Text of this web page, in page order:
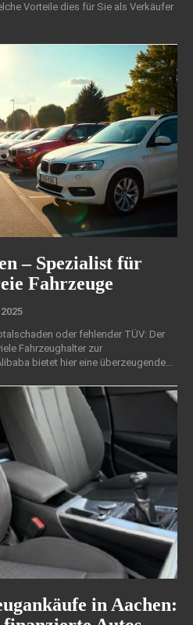
Vorteile dies für Sie als Verkäufer
– Spezialist für
Fahrzeuge
oder fehlender TÜV: Der
Fahrzeughalter zur
bietet hier eine überzeugende...
in Aachen: